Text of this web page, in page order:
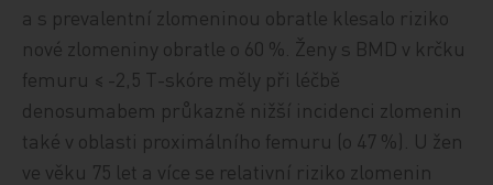
a s prevalentní zlomeninou obratle klesalo riziko
nové zlomeniny obratle o 60 %. Ženy s BMD v krčku
femuru ≤ -2,5 T-skóre měly při léčbě
denosumabem průkazně nižší incidenci zlomenin
také v oblasti proximálního femuru (o 47 %). U žen
ve věku 75 let a více se relativní riziko zlomenin